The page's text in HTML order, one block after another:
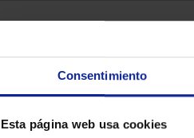
Consentimiento
Esta página web usa cookies